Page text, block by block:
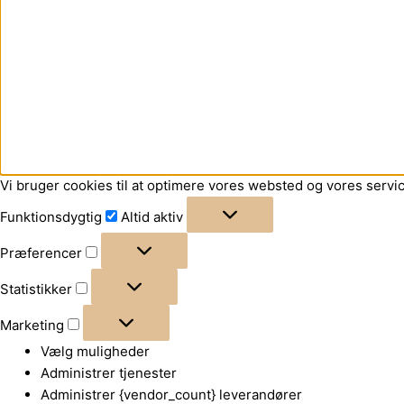
Vi bruger cookies til at optimere vores websted og vores
Funktionsdygtig
Altid aktiv
Præferencer
Statistikker
Marketing
Vælg muligheder
Administrer tjenester
Administrer {vendor_count} leverandører